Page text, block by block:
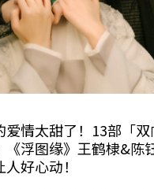
爱情太甜了！13部「
《浮图缘》王鹤棣&陈
好心动！